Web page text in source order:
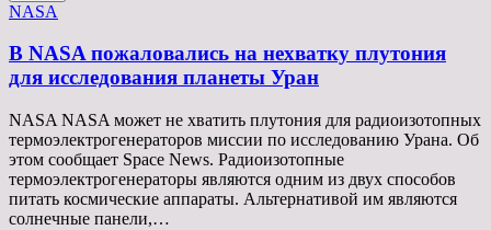
NASA
В NASA пожаловались на нехватку плутония
для исследования планеты Уран
NASA NASA может не хватить плутония для радиоизотопных
термоэлектрогенераторов миссии по исследованию Урана. Об
этом сообщает Space News. Радиоизотопные
термоэлектрогенераторы являются одним из двух способов
питать космические аппараты. Альтернативой им являются
солнечные панели,…